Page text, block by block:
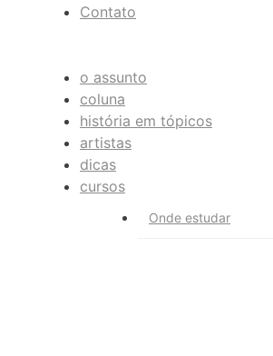
Contato
o assunto
coluna
história em tópicos
artistas
dicas
cursos
Onde estudar